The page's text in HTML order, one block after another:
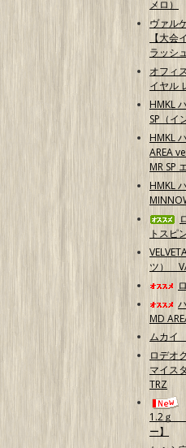
メロ）
ヴァル
【大会
ラッシ
オフィ
イヤル
HMKL
SP（イ
HMKL
AREA
MR SP
HMKL
トスピ
ツ）
MD
ムカイ
ロデオ
マイス
TRZ
1.2ｇ
ー】